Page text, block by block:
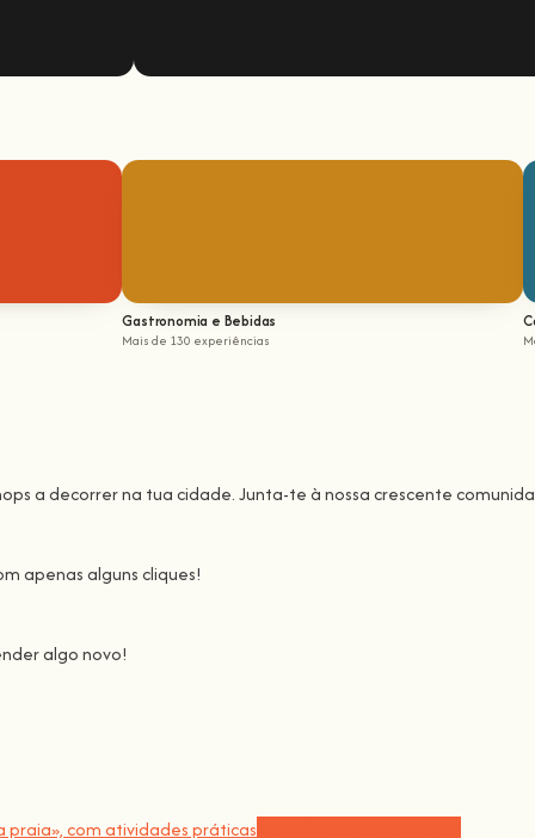
Gastronomia e Bebidas
Mais de 130 experiências
a decorrer na tua cidade. Junta-te à nossa crescente
apenas alguns cliques!
algo novo!